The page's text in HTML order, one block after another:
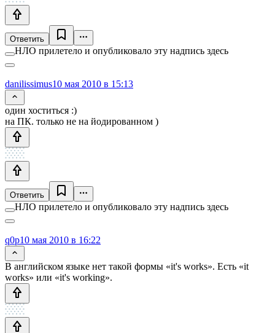
Ответить
НЛО прилетело и опубликовало эту надпись здесь
danilissimus10 мая 2010 в 15:13
один хоститься :)
на ПК. только не на йодированном )
Ответить
НЛО прилетело и опубликовало эту надпись здесь
q0p10 мая 2010 в 16:22
В английском языке нет такой формы «it's works». Есть «it
works» или «it's working».